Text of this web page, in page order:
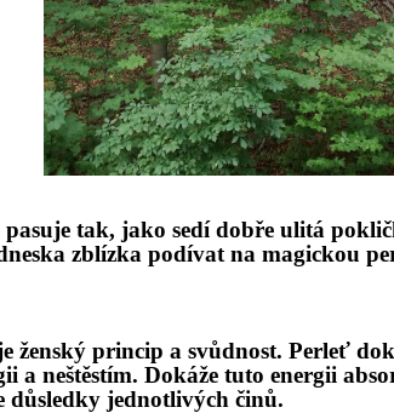
pasuje tak, jako sedí dobře ulitá poklič
zblízka podívat na magickou
ženský princip a svůdnost. Perleť
a neštěstím. Dokáže tuto energii
důsledky jednotlivých činů.